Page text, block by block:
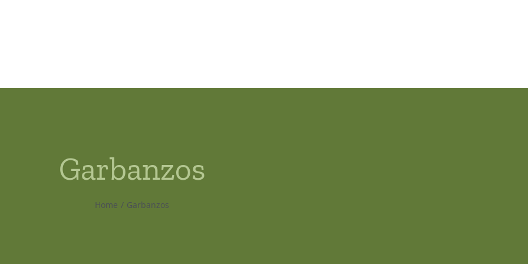
Garbanzos
Home Garbanzos